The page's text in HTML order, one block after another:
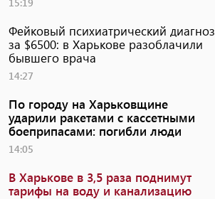
Фейковый психиатрический диагноз
за $6500: в Харькове разоблачили
бывшего врача
14:27
По городу на Харьковщине
ударили ракетами с кассетными
боеприпасами: погибли люди
14:05
В Харькове в 3,5 раза поднимут
тарифы на воду и канализацию